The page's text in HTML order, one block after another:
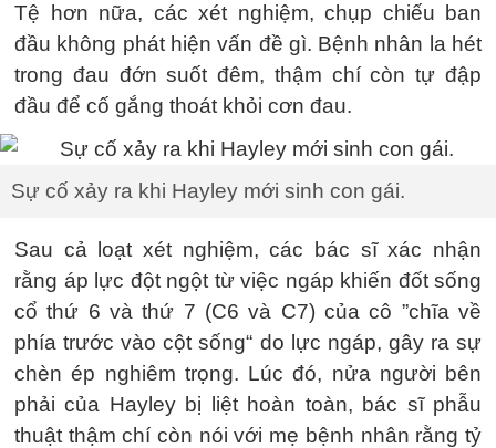
Tệ hơn nữa, các xét nghiệm, chụp chiếu ban
đầu không phát hiện vấn đề gì. Bệnh nhân la hét
trong đau đớn suốt đêm, thậm chí còn tự đập
đầu để cố gắng thoát khỏi cơn đau.
Sự cố xảy ra khi Hayley mới sinh con gái.
Sau cả loạt xét nghiệm, các bác sĩ xác nhận
rằng áp lực đột ngột từ việc ngáp khiến đốt sống
cổ thứ 6 và thứ 7 (C6 và C7) của cô ”chĩa về
phía trước vào cột sống“ do lực ngáp, gây ra sự
chèn ép nghiêm trọng. Lúc đó, nửa người bên
phải của Hayley bị liệt hoàn toàn, bác sĩ phẫu
thuật thậm chí còn nói với mẹ bệnh nhân rằng tỷ